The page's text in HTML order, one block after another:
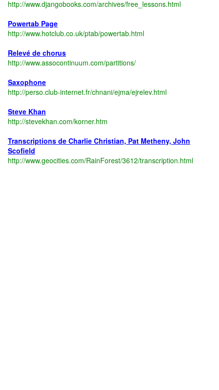
http://www.djangobooks.com/archives/free_lessons.html
Powertab Page
http://www.hotclub.co.uk/ptab/powertab.html
Relevé de chorus
http://www.assocontinuum.com/partitions/
Saxophone
http://perso.club-internet.fr/chnani/ejma/ejrelev.html
Steve Khan
http://stevekhan.com/korner.htm
Transcriptions de Charlie Christian, Pat Metheny, John
Scofield
http://www.geocities.com/RainForest/3612/transcription.html